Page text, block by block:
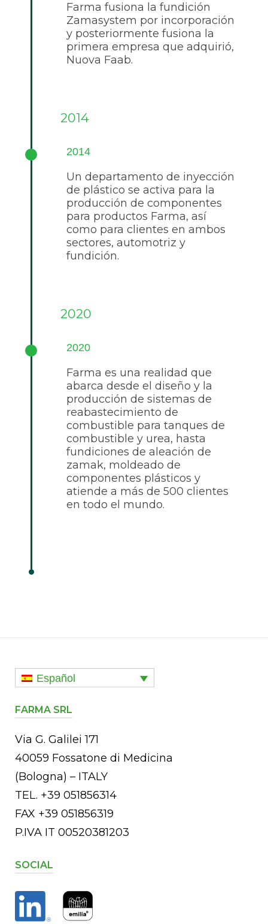
Farma fusiona la fundición
Zamasystem por incorporación
y posteriormente fusiona la
primera empresa que adquirió,
Nuova Faab.
2014
2014
Un departamento de inyección
de plástico se activa para la
producción de componentes
para productos Farma, así
como para clientes en ambos
sectores, automotriz y
fundición.
2020
2020
Farma es una realidad que
abarca desde el diseño y la
producción de sistemas de
reabastecimiento de
combustible para tanques de
combustible y urea, hasta
fundiciones de aleación de
zamak, moldeado de
componentes plásticos y
atiende a más de 500 clientes
en todo el mundo.
Español
FARMA SRL
Via G. Galilei 171
40059 Fossatone di Medicina
(Bologna) – ITALY
TEL. +39 051856314
FAX +39 051856319
P.IVA IT 00520381203
SOCIAL